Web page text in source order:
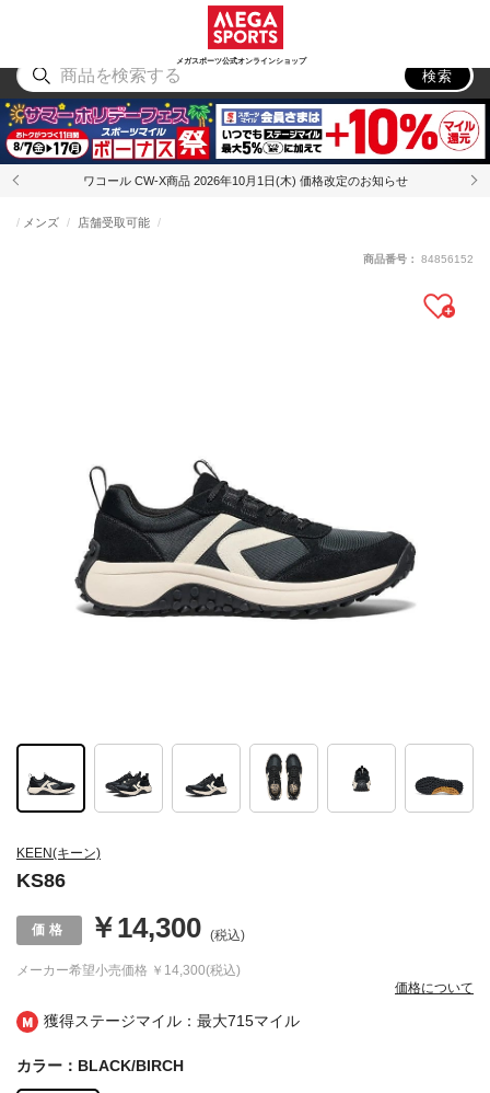
メガスポーツ公式オンラインショップ
アウトドア
検索
ワコール CW-X商品 2026年10月1日(木) 価格改定のお知らせ
獲得ステージマイル：最大715マイル
KEEN(キーン)
KS86
メンズ 店舗受取可能
メーカー希望小売価格 ￥14,300(税込)
￥14,300 (税込)
価格について
商品番号： 84856152
カラー：BLACK/BIRCH